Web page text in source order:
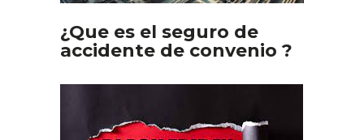
¿Que es el seguro de
accidente de convenio ?